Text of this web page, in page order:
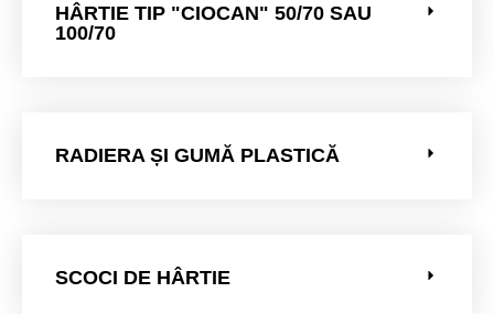
HÂRTIE TIP "CIOCAN" 50/70 SAU
100/70
RADIERA ȘI GUMĂ PLASTICĂ
SCOCI DE HÂRTIE